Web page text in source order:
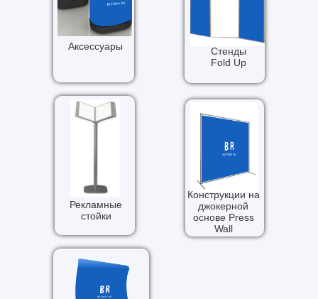
Стенды
Fold Up
Конструкции на
джокерной
основе Press
Wall
Рекламные
стойки
Аксессуары